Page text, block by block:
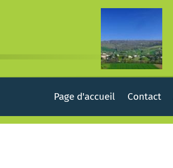
Page d'accueil Contact